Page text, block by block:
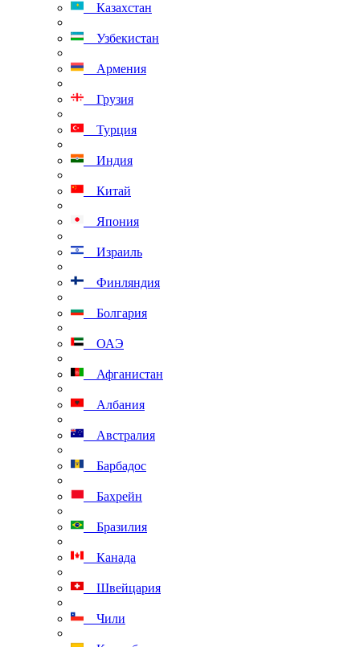
Казахстан
Узбекистан
Армения
Грузия
Турция
Индия
Китай
Япония
Израиль
Финляндия
Болгария
ОАЭ
Афганистан
Албания
Австралия
Барбадос
Бахрейн
Бразилия
Канада
Швейцария
Чили